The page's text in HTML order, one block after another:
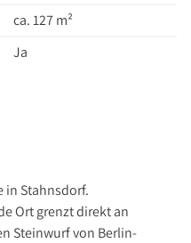
ca. 127 m²
Ja
in Stahnsdorf.
Ort grenzt direkt an
Steinwurf von Berlin-